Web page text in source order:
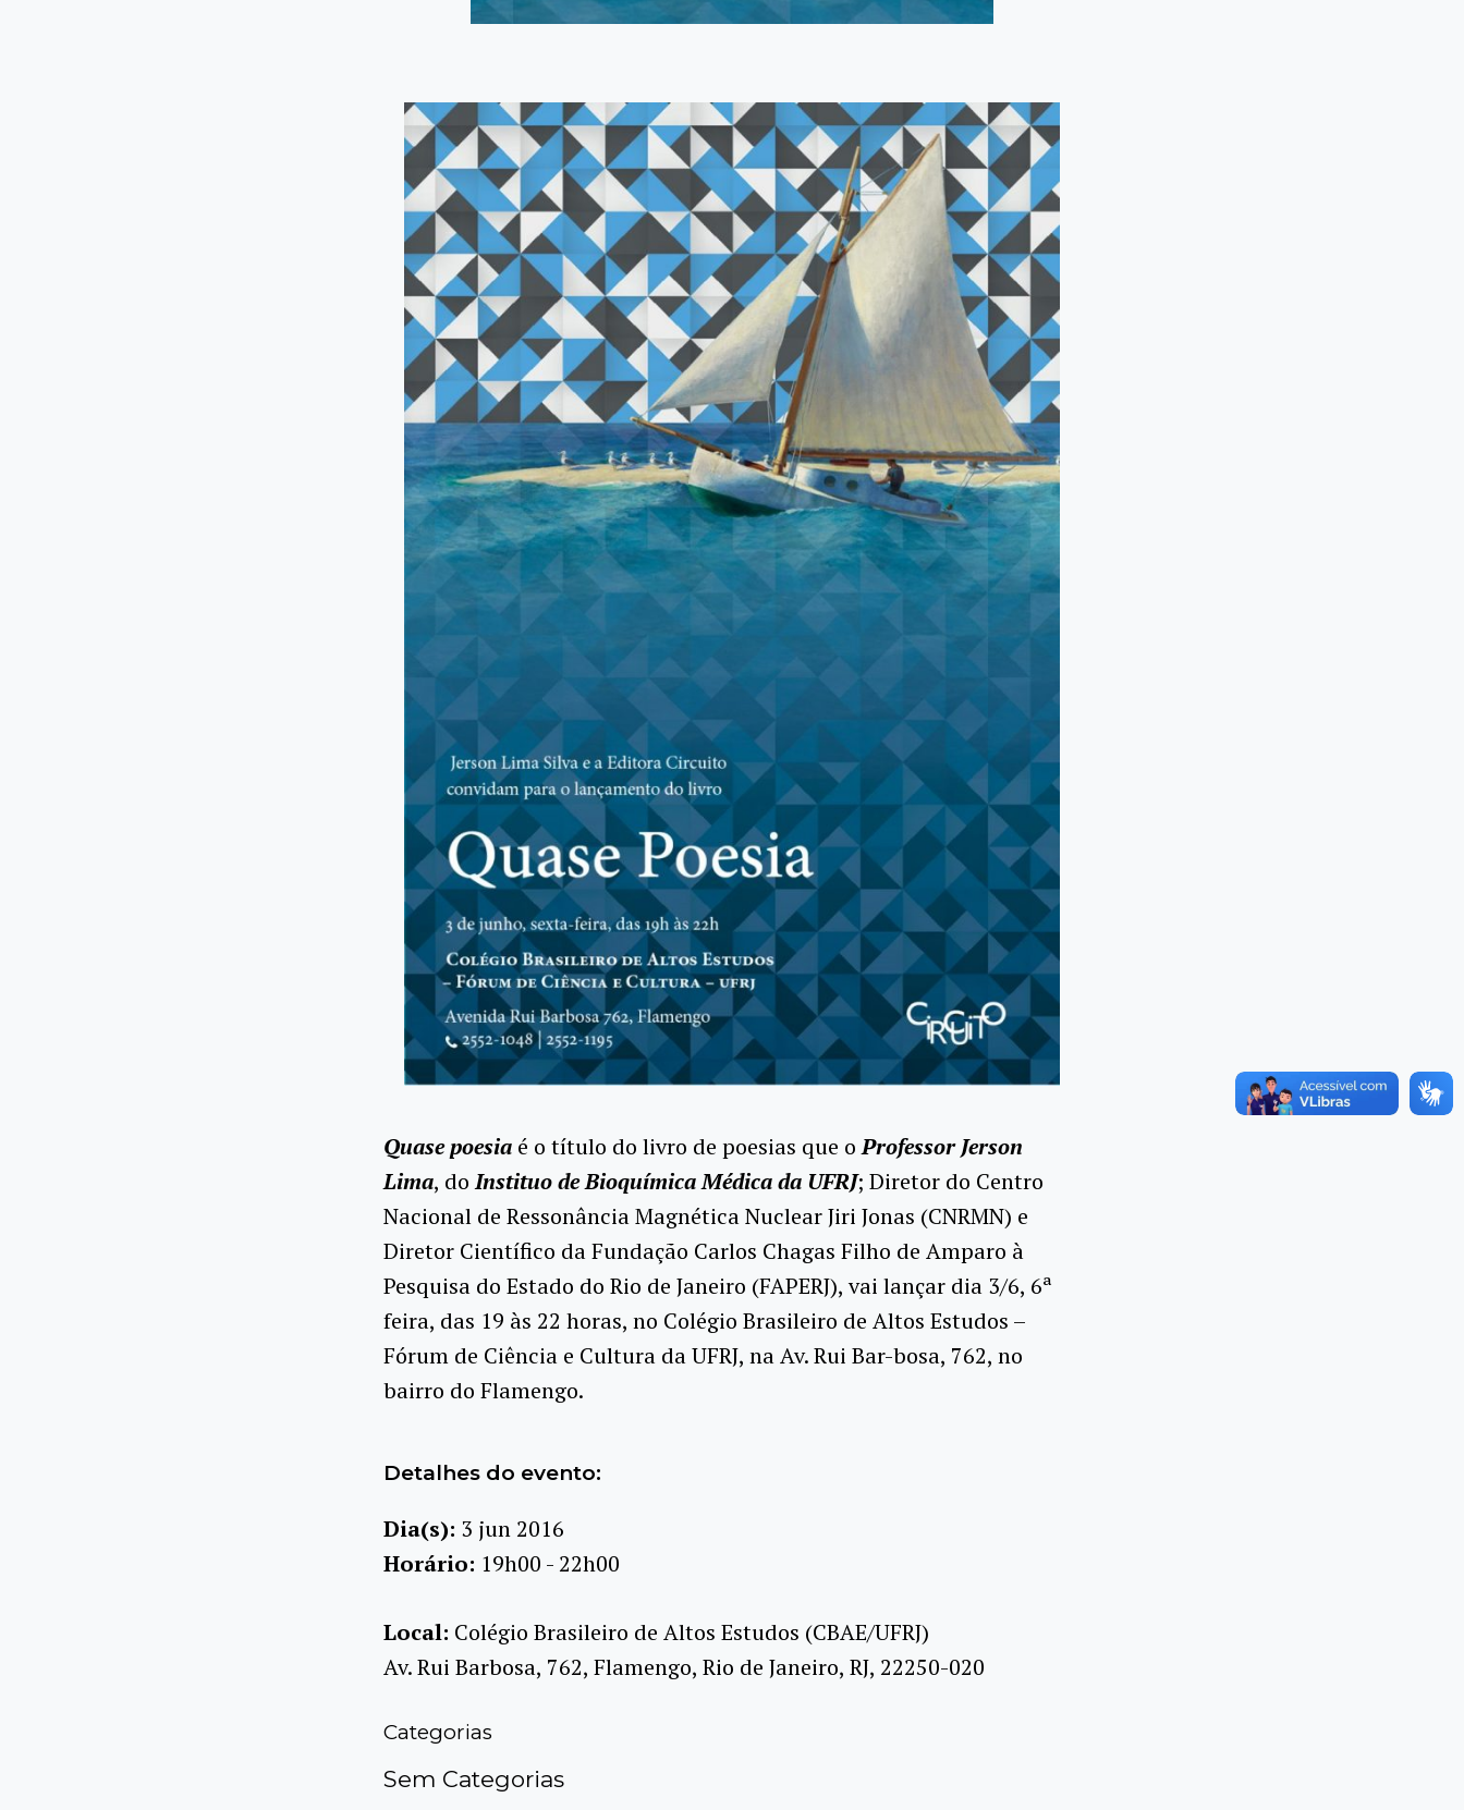
Quase poesia é o título do livro de poesias que oProfessor Jerson
Lima, doInstituo de Bioquímica Médica da UFRJ; Diretor do Centro
Nacional de Ressonância Magnética Nuclear Jiri Jonas (CNRMN) e
Diretor Científico da Fundação Carlos Chagas Filho de Amparo à
Pesquisa do Estado do Rio de Janeiro (FAPERJ), vai lançar dia 3/6, 6ª
feira, das 19 às 22 horas, no Colégio Brasileiro de Altos Estudos –
Fórum de Ciência e Cultura da UFRJ, na Av. Rui Bar-bosa, 762, no
bairro do Flamengo.
Detalhes do evento:
Dia(s): 3 jun 2016
Horário: 19h00 - 22h00
Local: Colégio Brasileiro de Altos Estudos (CBAE/UFRJ)
Av. Rui Barbosa, 762, Flamengo, Rio de Janeiro, RJ, 22250-020
Categorias
Sem Categorias